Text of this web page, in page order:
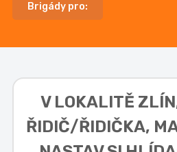
Brigády pro:
V LOKALITĚ
ŘIDIČ/ŘIDIČKA,